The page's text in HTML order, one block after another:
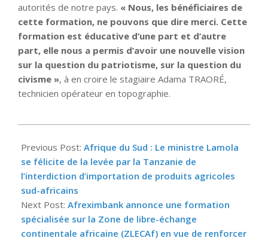
autorités de notre pays. « Nous, les bénéficiaires de
cette formation, ne pouvons que dire merci. Cette
formation est éducative d’une part et d’autre
part, elle nous a permis d’avoir une nouvelle vision
sur la question du patriotisme, sur la question du
civisme », à en croire le stagiaire Adama TRAORÉ,
technicien opérateur en topographie.
04-
29
Previous Post: Afrique du Sud : Le ministre Lamola
se félicite de la levée par la Tanzanie de
l’interdiction d’importation de produits agricoles
sud-africains
Next Post: Afreximbank annonce une formation
spécialisée sur la Zone de libre-échange
continentale africaine (ZLECAf) en vue de renforcer